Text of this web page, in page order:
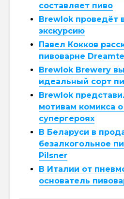
составляет пиво
Brewlok проведёт
экскурсию
Павел Кокков
пивоварне
Brewlok Brewery
идеальный сорт
Brewlok
мотивам комикса о
супергероях
В Беларуси в
безалкогольное
Pilsner
В Италии от
основатель